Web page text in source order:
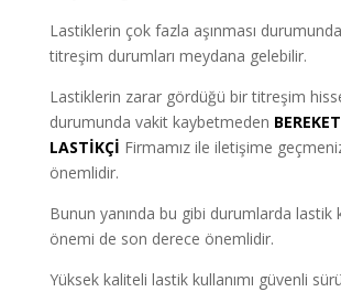
Lastiklerin çok fazla aşınması
titreşim durumları meydana gelebilir.
Lastiklerin zarar gördüğü bir titreşim
durumunda vakit kaybetmeden
LASTİKÇİ Firmamız ile iletişime
önemlidir.
Bunun yanında bu gibi durumlarda lastik
önemi de son derece önemlidir.
Yüksek kaliteli lastik kullanımı güvenli